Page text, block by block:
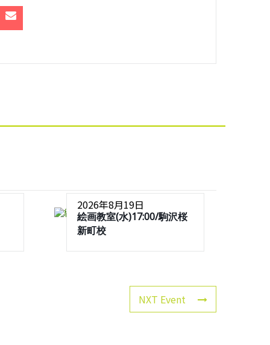
2026年8月19日
絵画教室(水)17:00/駒沢桜
新町校
NXT Event